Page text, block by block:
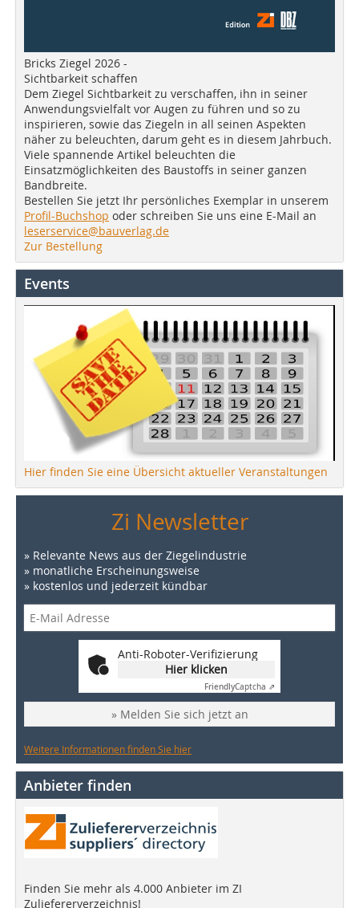
Bricks Ziegel 2026 -
Sichtbarkeit schaffen
Dem Ziegel Sichtbarkeit zu verschaffen, ihn in seiner
Anwendungsvielfalt vor Augen zu führen und so zu
inspirieren, sowie das Ziegeln in all seinen Aspekten
näher zu beleuchten, darum geht es in diesem Jahrbuch.
Viele spannende Artikel beleuchten die
Einsatzmöglichkeiten des Baustoffs in seiner ganzen
Bandbreite.
Bestellen Sie jetzt Ihr persönliches Exemplar in unserem
Profil-Buchshop oder schreiben Sie uns eine E-Mail an
leserservice@bauverlag.de
Zur Bestellung
Events
Hier finden Sie eine Übersicht aktueller Veranstaltungen
Zi Newsletter
» Relevante News aus der Ziegelindustrie
» monatliche Erscheinungsweise
» kostenlos und jederzeit kündbar
Anti-Roboter-Verifizierung
Hier klicken
FriendlyCaptcha ⇗
» Melden Sie sich jetzt an
Weitere Informationen finden Sie hier
Anbieter finden
Finden Sie mehr als 4.000 Anbieter im ZI
Zuliefererverzeichnis!